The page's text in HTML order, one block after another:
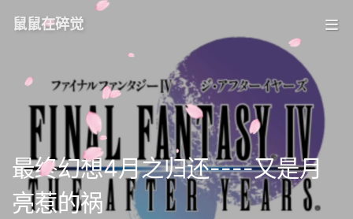
鼠鼠在碎觉
最终幻想4月之归还----又是月
亮惹的祸